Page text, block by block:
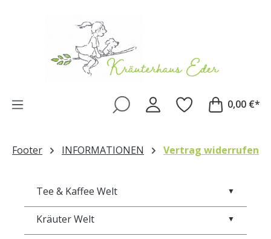
0,00 €*
Footer INFORMATIONEN Vertrag widerrufen
Tee & Kaffee Welt ▼
Kräuter Welt ▼